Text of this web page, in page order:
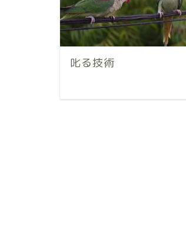
叱る技術